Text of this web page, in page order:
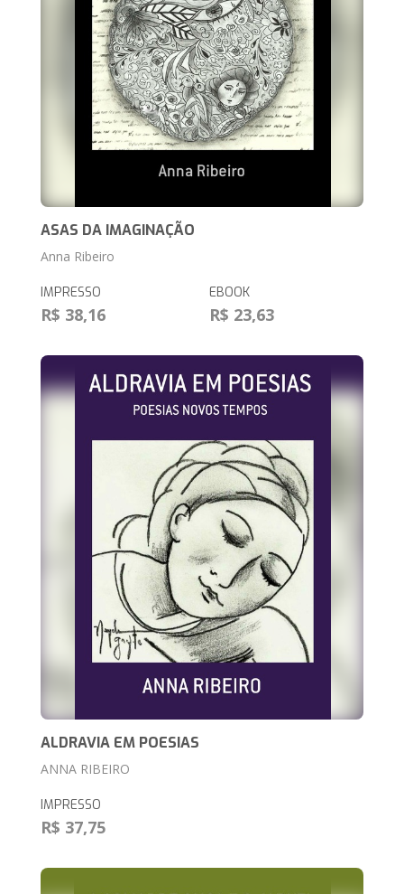
ASAS DA IMAGINAÇÃO
Anna Ribeiro
IMPRESSO
R$ 38,16
EBOOK
R$ 23,63
ALDRAVIA EM POESIAS
ANNA RIBEIRO
IMPRESSO
R$ 37,75